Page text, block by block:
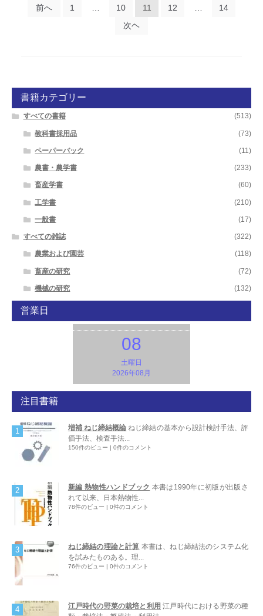
投
ー
ジ
送
り
前へ 1 10 11 12
14
次ヘ
書籍カテゴリー
すべての書籍 (513)
教科書採用品 (73)
ペーパーバック (11)
農書・農学書 (233)
畜産学書 (60)
工学書 (210)
一般書 (17)
すべての雑誌 (322)
農業および園芸 (118)
畜産の研究 (72)
機械の研究 (132)
営業日
08
土曜日
2026年08月
注目書籍
増補 ねじ締結概論 ねじ締結の基本から設計検討手法、評
価手法、検査手法...
150件のビュー | 0件のコメント
新編 熱物性ハンドブック 本書は1990年に初版が出版さ
れて以来、日本熱物性...
78件のビュー | 0件のコメント
ねじ締結の理論と計算 本書は、ねじ締結法のシステム化
を試みたものある。理...
76件のビュー | 0件のコメント
江戸時代の野菜の栽培と利用 江戸時代における野菜の種